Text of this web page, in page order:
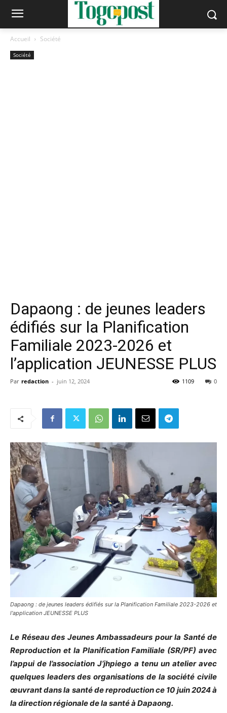
Accueil Société
Société
Dapaong : de jeunes leaders
édifiés sur la Planification
Familiale 2023-2026 et
l’application JEUNESSE PLUS
Par redaction - juin 12, 2024 0
1109
Dapaong : de jeunes leaders édifiés sur la Planification Familiale 2023-2026 et
l'application JEUNESSE PLUS
Le Réseau des Jeunes Ambassadeurs pour la Santé de
Reproduction et la Planification Familiale (SR/PF) avec
l’appui de l’association J’jhpiego a tenu un atelier avec
quelques leaders des organisations de la société civile
œuvrant dans la santé de reproduction ce 10 juin 2024 à
la direction régionale de la santé à Dapaong.